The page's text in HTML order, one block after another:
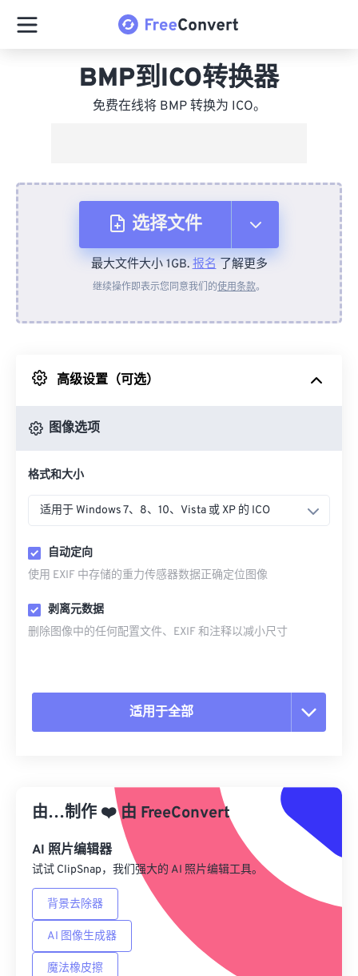
BMP到ICO转换器
免费在线将 BMP 转换为 ICO。
选择文件
从设备
来自 Google Drive
最大文件大小 1GB.报名了解更多
继续操作即表示您同意我们的使用条款。
高级设置（可选）
图像选项
格式和大小
适用于 Windows 7、8、10、Vista 或 XP 的 ICO
自动定向
使用 EXIF 中存储的重力传感器数据正确定位图像
剥离元数据
删除图像中的任何配置文件、EXIF 和注释以减小尺寸
适用于全部
从预设应用
另存为预设
由…制作 ❤️由 FreeConvert
AI 照片编辑器
试试 ClipSnap，我们强大的 AI 照片编辑工具。
背景去除器
AI 图像生成器
魔法橡皮擦